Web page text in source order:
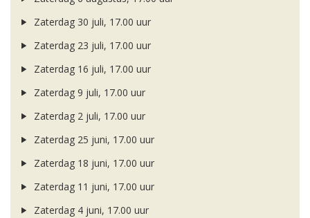
Zaterdag 30 juli, 17.00 uur
Zaterdag 23 juli, 17.00 uur
Zaterdag 16 juli, 17.00 uur
Zaterdag 9 juli, 17.00 uur
Zaterdag 2 juli, 17.00 uur
Zaterdag 25 juni, 17.00 uur
Zaterdag 18 juni, 17.00 uur
Zaterdag 11 juni, 17.00 uur
Zaterdag 4 juni, 17.00 uur